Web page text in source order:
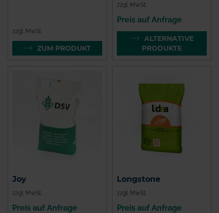
zzgl. MwSt.
ZUM PRODUKT
zzgl. MwSt.
Preis auf Anfrage
ALTERNATIVE
PRODUKTE
Joy
zzgl. MwSt.
Preis auf Anfrage
Longstone
zzgl. MwSt.
Preis auf Anfrage